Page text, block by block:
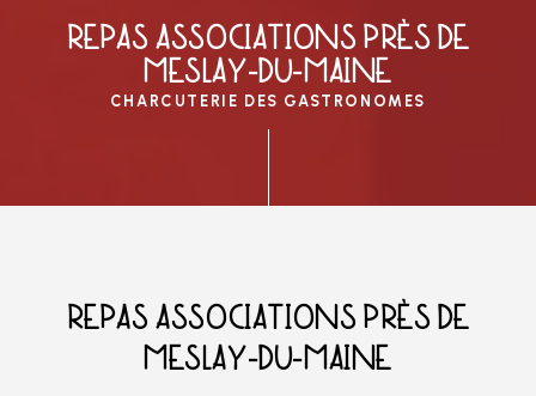
REPAS ASSOCIATIONS PRÈS DE
MESLAY-DU-MAINE
CHARCUTERIE DES GASTRONOMES
REPAS ASSOCIATIONS PRÈS DE
MESLAY-DU-MAINE